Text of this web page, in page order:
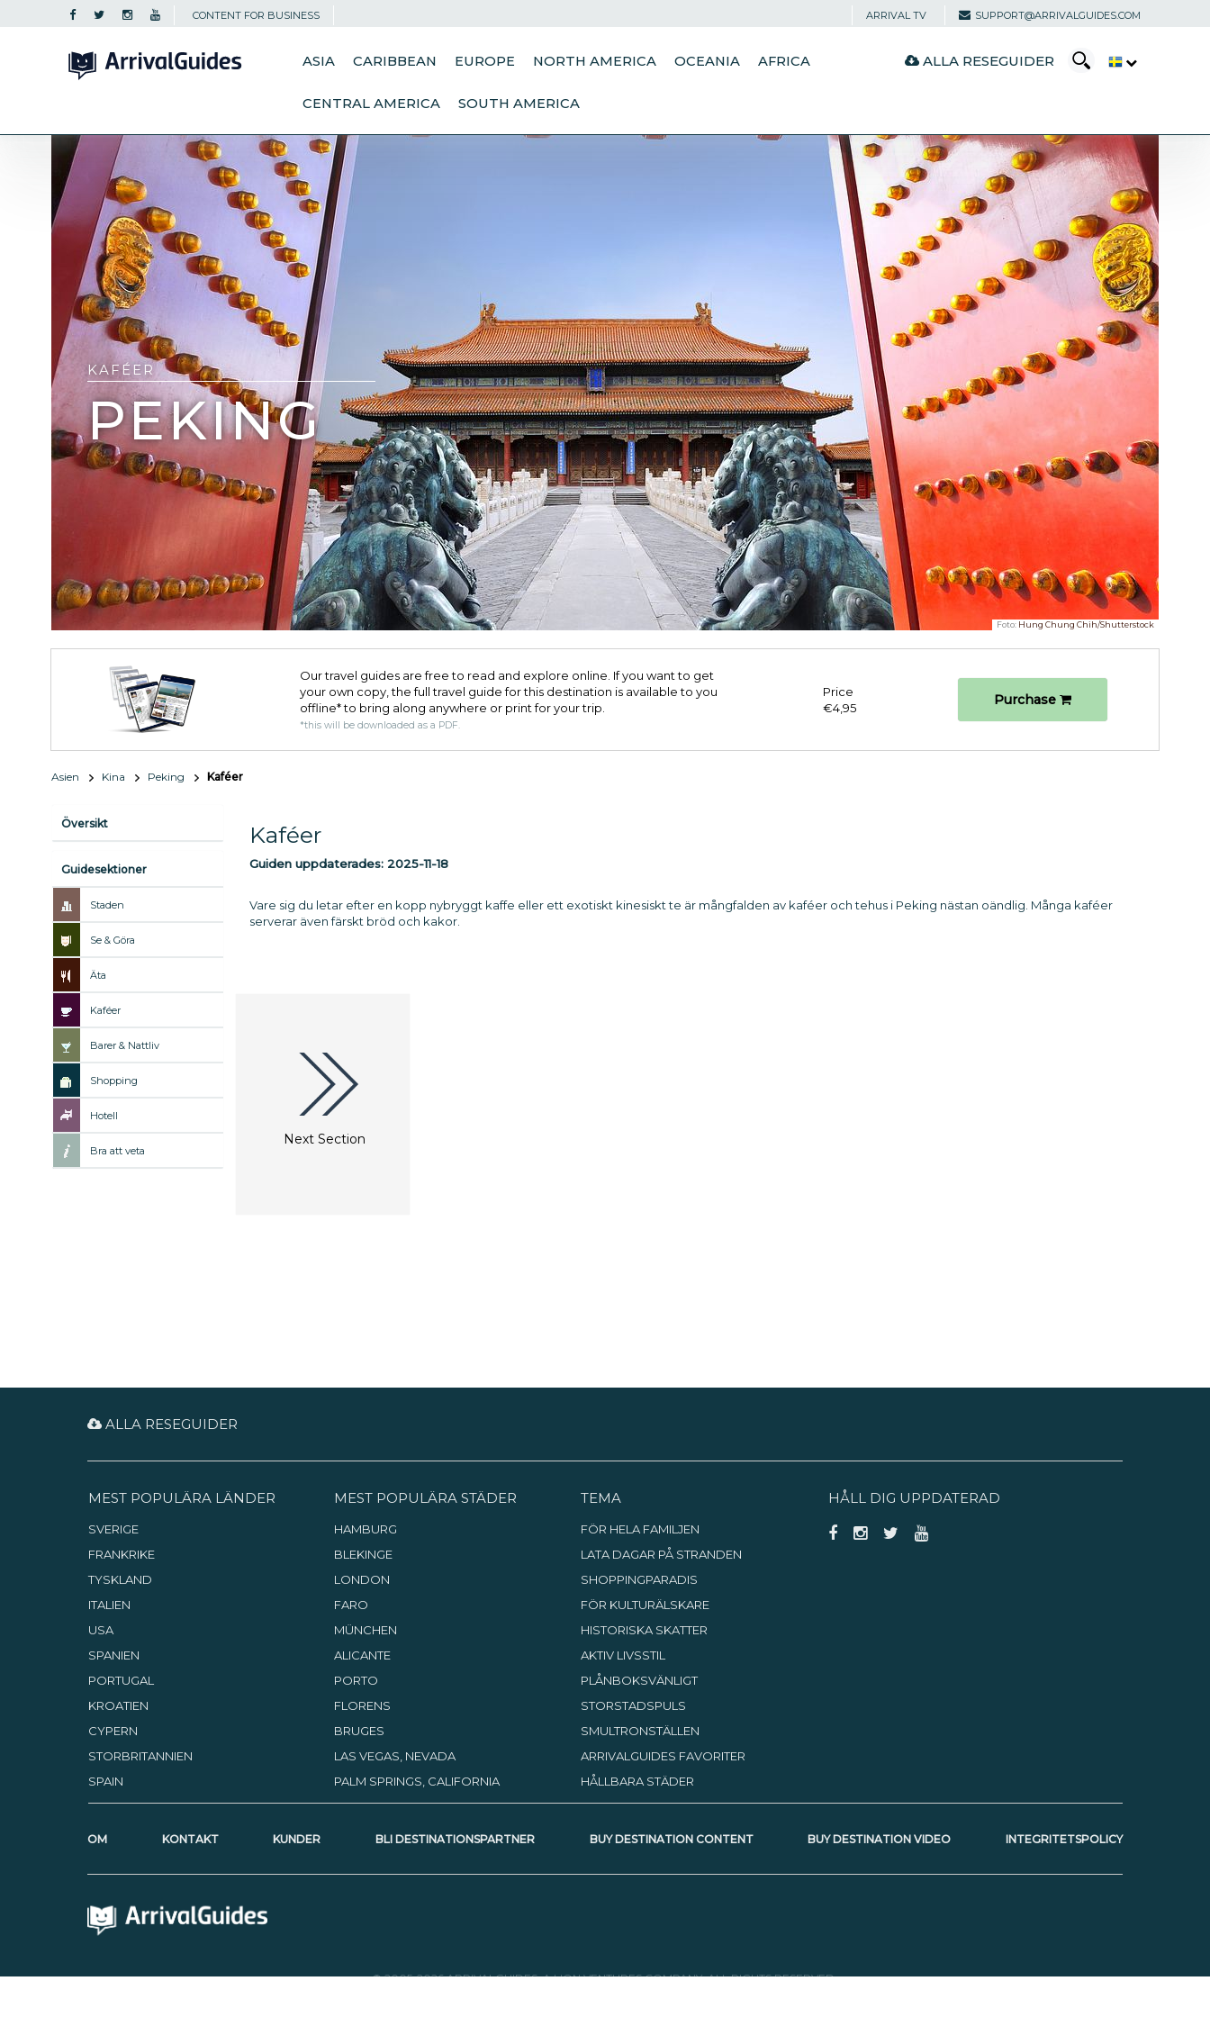
CONTENT FOR BUSINESS ARRIVAL TV SUPPORT@ARRIVALGUIDES.COM
ASIA CARIBBEAN EUROPE NORTH AMERICA OCEANIA AFRICA
CENTRAL AMERICA SOUTH AMERICA
ALLA RESEGUIDER
KAFÉER
PEKING
Foto: Hung Chung Chih/Shutterstock
Our travel guides are free to read and explore online. If you want to get
your own copy, the full travel guide for this destination is available to you
offline* to bring along anywhere or print for your trip.​
*this will be downloaded as a PDF.
Price
€4,95
Purchase
Asien Kina Peking Kaféer
Översikt
Guidesektioner
Staden
Se & Göra
Äta
Kaféer
Barer & Nattliv
Shopping
Hotell
Bra att veta
Kaféer
Guiden uppdaterades: 2025-11-18
Vare sig du letar efter en kopp nybryggt kaffe eller ett exotiskt kinesiskt te är mångfalden av kaféer och tehus i Peking nästan oändlig. Många kaféer
serverar även färskt bröd och kakor.
Next Section
ALLA RESEGUIDER
MEST POPULÄRA LÄNDER
SVERIGE
FRANKRIKE
TYSKLAND
ITALIEN
USA
SPANIEN
PORTUGAL
KROATIEN
CYPERN
STORBRITANNIEN
SPAIN
MEST POPULÄRA STÄDER
HAMBURG
BLEKINGE
LONDON
FARO
MÜNCHEN
ALICANTE
PORTO
FLORENS
BRUGES
LAS VEGAS, NEVADA
PALM SPRINGS, CALIFORNIA
TEMA
FÖR HELA FAMILJEN
LATA DAGAR PÅ STRANDEN
SHOPPINGPARADIS
FÖR KULTURÄLSKARE
HISTORISKA SKATTER
AKTIV LIVSSTIL
PLÅNBOKSVÄNLIGT
STORSTADSPULS
SMULTRONSTÄLLEN
ARRIVALGUIDES FAVORITER
HÅLLBARA STÄDER
HÅLL DIG UPPDATERAD
OM KONTAKT KUNDER BLI DESTINATIONSPARTNER BUY DESTINATION CONTENT BUY DESTINATION VIDEO INTEGRITETSPOLICY
© 2005-2026 ARRIVALGUIDES, A LION VENTURES COMPANY. ALL RIGHTS RESERVED.